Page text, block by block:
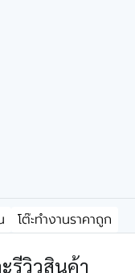
โต๊ะทำงานราคาถูก
รีวิวสินค้า